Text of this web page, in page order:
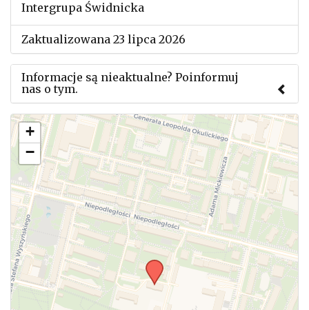
Intergrupa Świdnicka
Zaktualizowana 23 lipca 2026
Informacje są nieaktualne? Poinformuj
nas o tym.
Użyj tego formularza aby przesłać informację o
zmianach w powyższym mityngu.
+
−